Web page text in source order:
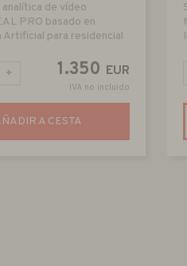
de vídeo
PRO basado en
Artificial para residencial
1.350 EUR
IVA no incluido
+
A CESTA